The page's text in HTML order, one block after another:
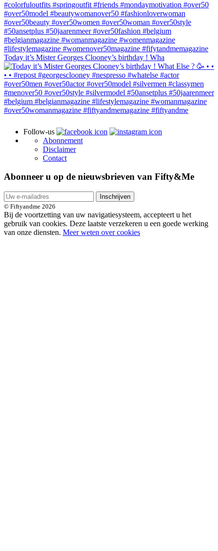
Today it’s Mister Georges Clooney’s birthday ! Wha
Follow-us
Abonnement
Disclaimer
Contact
Abonneer u op de nieuwsbrieven van Fifty&Me
Inschrijven
© Fiftyandme 2026
Bij de voortzetting van uw navigatiesysteem, accepteert u het
gebruik van cookies. Deze laatste verzekeren u een goede werking
van onze diensten. Meer weten over cookies